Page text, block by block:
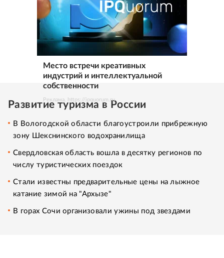
Место встречи креативных
индустрий и интеллектуальной
собственности
Реклама. https://ipquorum.ru
Развитие туризма в России
В Вологодской области благоустроили прибрежную
зону Шекснинского водохранилища
Свердловская область вошла в десятку регионов по
числу туристических поездок
Стали известны предварительные цены на лыжное
катание зимой на "Архызе"
В горах Сочи организовали ужины под звездами